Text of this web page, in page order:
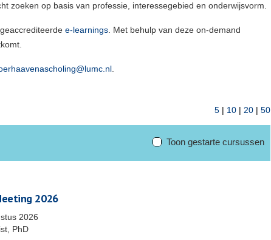
zoeken op basis van professie, interessegebied en onderwijsvorm.
e-learnings . Met behulp van deze on-demand
5| 10| 20| 50
Toon gestarte cursussen
2026
2026
PhD